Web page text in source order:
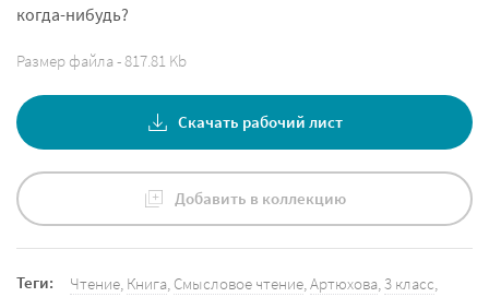
когда-нибудь?
Размер файла - 817.81 Kb
Скачать рабочий лист
Добавить в коллекцию
Теги: Чтение Книга Смысловое чтение Артюхова 3 класс